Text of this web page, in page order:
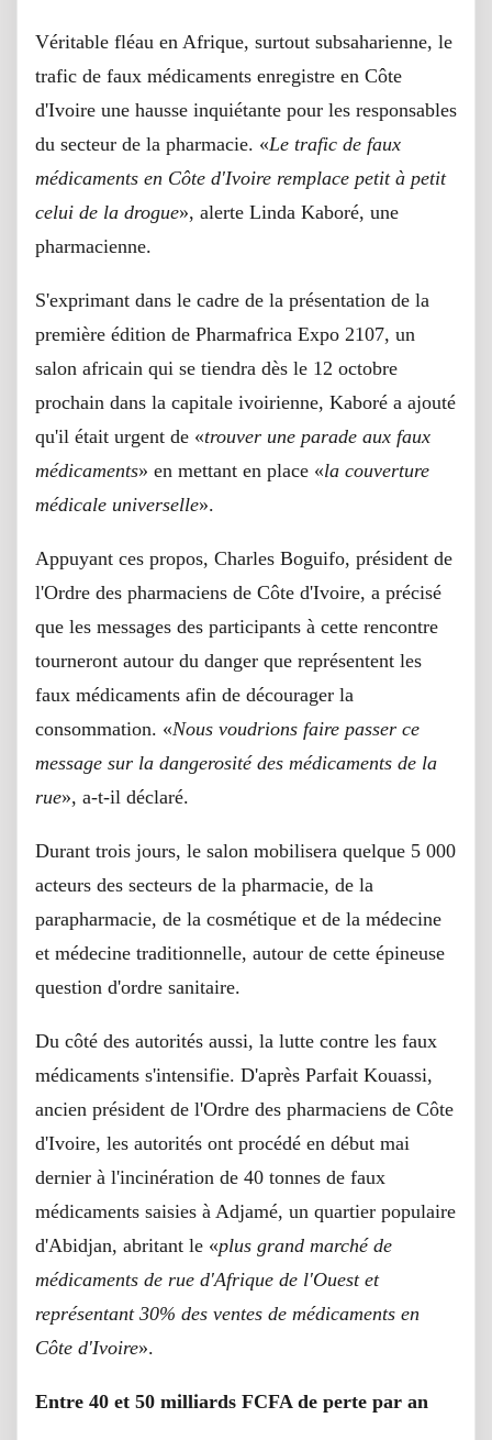
Véritable fléau en Afrique, surtout subsaharienne, le
trafic de faux médicaments enregistre en Côte
d'Ivoire une hausse inquiétante pour les responsables
du secteur de la pharmacie. «Le trafic de faux
médicaments en Côte d'Ivoire remplace petit à petit
celui de la drogue», alerte Linda Kaboré, une
pharmacienne.
S'exprimant dans le cadre de la présentation de la
première édition de Pharmafrica Expo 2107, un
salon africain qui se tiendra dès le 12 octobre
prochain dans la capitale ivoirienne, Kaboré a ajouté
qu'il était urgent de «trouver une parade aux faux
médicaments» en mettant en place «la couverture
médicale universelle».
Appuyant ces propos, Charles Boguifo, président de
l'Ordre des pharmaciens de Côte d'Ivoire, a précisé
que les messages des participants à cette rencontre
tourneront autour du danger que représentent les
faux médicaments afin de décourager la
consommation. «Nous voudrions faire passer ce
message sur la dangerosité des médicaments de la
rue», a-t-il déclaré.
Durant trois jours, le salon mobilisera quelque 5 000
acteurs des secteurs de la pharmacie, de la
parapharmacie, de la cosmétique et de la médecine
et médecine traditionnelle, autour de cette épineuse
question d'ordre sanitaire.
Du côté des autorités aussi, la lutte contre les faux
médicaments s'intensifie. D'après Parfait Kouassi,
ancien président de l'Ordre des pharmaciens de Côte
d'Ivoire, les autorités ont procédé en début mai
dernier à l'incinération de 40 tonnes de faux
médicaments saisies à Adjamé, un quartier populaire
d'Abidjan, abritant le «plus grand marché de
médicaments de rue d'Afrique de l'Ouest et
représentant 30% des ventes de médicaments en
Côte d'Ivoire».
Entre 40 et 50 milliards FCFA de perte par an